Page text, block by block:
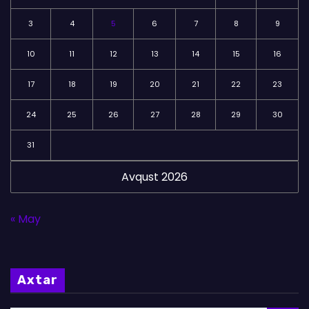
Avqust 2026
3 4 5 6 7 8 9
10 11 12 13 14 15 16
17 18 19 20 21 22 23
24 25 26 27 28 29 30
31
« May
Axtar